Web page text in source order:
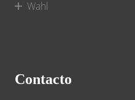
Wahl
Contacto